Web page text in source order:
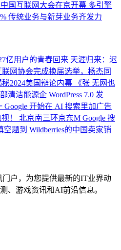
国互联网大会在京开幕 多引擎
传统业务与新芽业务齐发力
亿用户的青春回来 天涯归来：迟
联网协会完成换届选举，杨杰同
2024美国辩论内幕 《张 无网也
清洁能源企 WordPress 7.0 发
Google 开始在 AI 搜索里加广告
！ 北京南三环京东M Google 搜
空题到 Wildberries的中国卖家销
门户，为您提供最新的IT业界动
、游戏资讯和AI前沿信息。